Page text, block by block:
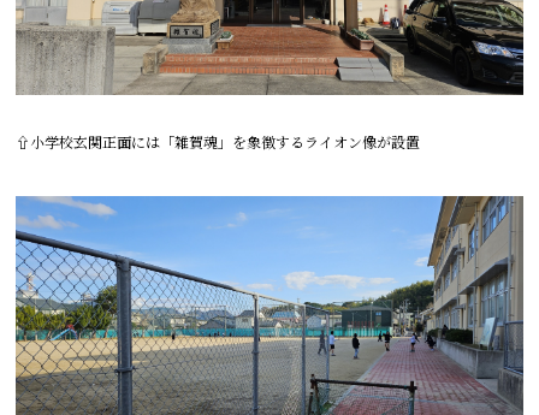
⇧小学校玄関正面には「雑賀魂」を象徴するライオン像が設置